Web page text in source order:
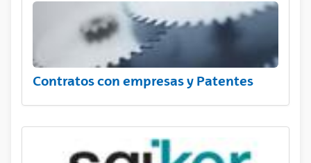
Contratos con empresas y Patentes